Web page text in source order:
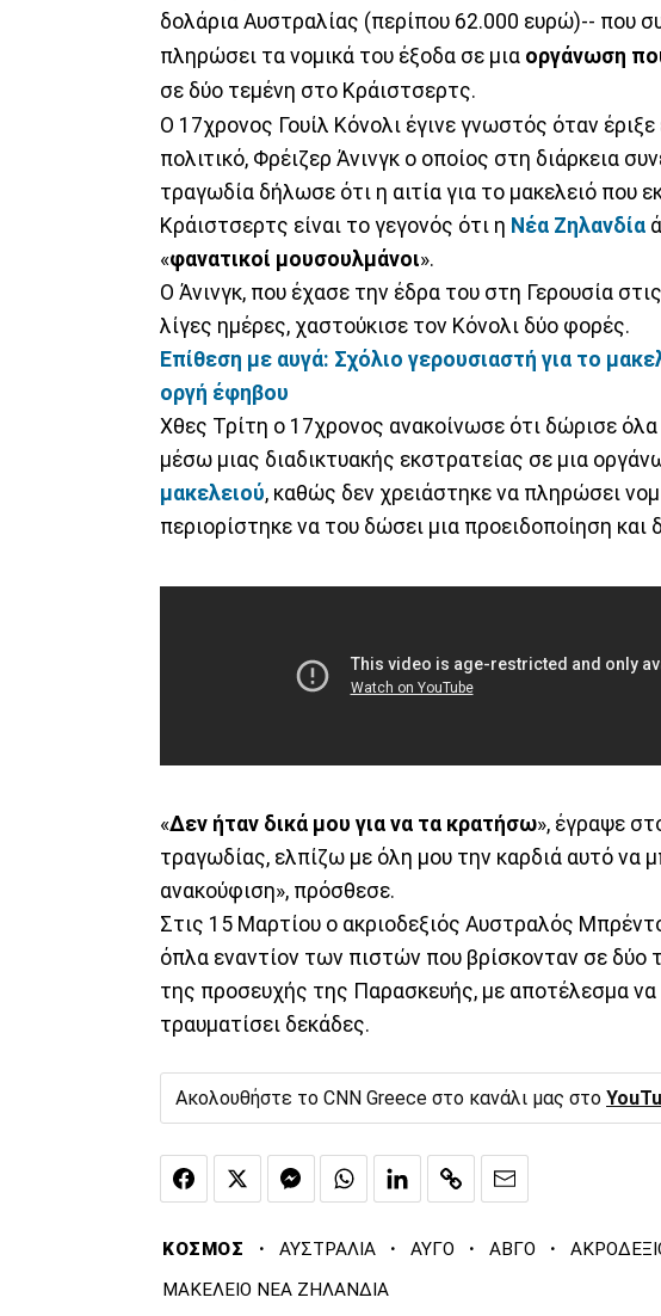
δολάρια Αυστραλίας (περίπου 62.000 ευρώ)-- που
πληρώσει τα νομικά του έξοδα σε μια οργάνωση
σε δύο τεμένη στο Κράιστσερτς.
Ο 17χρονος Γουίλ Κόνολι έγινε γνωστός όταν
πολιτικό, Φρέιζερ Άνινγκ ο οποίος στη διάρκεια
τραγωδία δήλωσε ότι η αιτία για το μακελειό που
Κράιστσερτς είναι το γεγονός ότι η Νέα Ζηλανδία
«φανατικοί μουσουλμάνοι».
Ο Άνινγκ, που έχασε την έδρα του στη Γερουσία
λίγες ημέρες, χαστούκισε τον Κόνολι δύο φορές.
Επίθεση με αυγά: Σχόλιο γερουσιαστή για το
οργή έφηβου
Χθες Τρίτη ο 17χρονος ανακοίνωσε ότι δώρισε
μέσω μιας διαδικτυακής εκστρατείας σε μια
μακελειού, καθώς δεν χρειάστηκε να πληρώσει
περιορίστηκε να του δώσει μια προειδοποίηση και
«Δεν ήταν δικά μου για να τα κρατήσω», έγραψε
τραγωδίας, ελπίζω με όλη μου την καρδιά αυτό να
ανακούφιση», πρόσθεσε.
Στις 15 Μαρτίου ο ακριοδεξιός Αυστραλός
όπλα εναντίον των πιστών που βρίσκονταν σε δύο
της προσευχής της Παρασκευής, με αποτέλεσμα
τραυματίσει δεκάδες.
Ακολουθήστε το CNN Greece στο κανάλι μας στο
ΚΟΣΜΟΣ · ΑΥΣΤΡΑΛΙΑ · ΑΥΓΟ · ΑΒΓΟ ·
ΜΑΚΕΛΕΙΟ ΝΕΑ ΖΗΛΑΝΔΙΑ